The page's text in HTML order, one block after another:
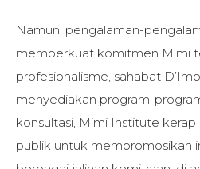
Namun, pengalaman-
memperkuat komitmen Mimi
profesionalisme, sahabat
menyediakan program-
konsultasi, Mimi Institute kerap
publik untuk mempromosikan